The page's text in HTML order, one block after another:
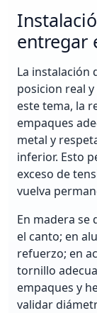
entregar
La instalación
posicion real
este tema, la
empaques
metal y
inferior. Esto
exceso de
vuelva
En madera
el canto; en
refuerzo; en
tornillo
empaques y
validar